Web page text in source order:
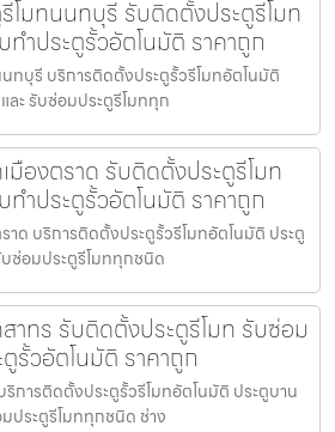
โมทนนทบุรี รับติดตั้งประตูรีโมท
ำประตูรั้วอัตโนมัติ ราคาถูก
ทบุรี บริการติดตั้งประตูรั้วรีโมทอัตโนมัติ
ละ รับซ่อมประตูรีโมททุก
มืองตราด รับติดตั้งประตูรีโมท
ำประตูรั้วอัตโนมัติ ราคาถูก
าด บริการติดตั้งประตูรั้วรีโมทอัตโนมัติ ประตู
บซ่อมประตูรีโมททุกชนิด
าทร รับติดตั้งประตูรีโมท รับซ่อม
รั้วอัตโนมัติ ราคาถูก
ริการติดตั้งประตูรั้วรีโมทอัตโนมัติ ประตูบาน
มประตูรีโมททุกชนิด ช่าง